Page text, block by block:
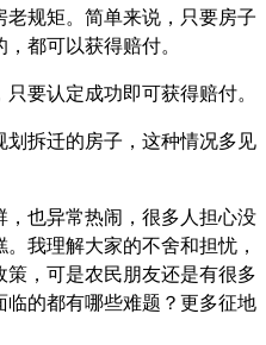
规矩。简单来说，只要房子
都可以获得赔付。
要认定成功即可获得赔付。
拆迁的房子，这种情况多见
也异常热闹，很多人担心没
我理解大家的不舍和担忧，
，可是农民朋友还是有很多
的都有哪些难题？更多征地